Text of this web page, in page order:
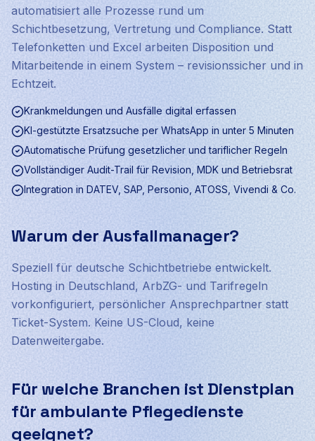
automatisiert alle Prozesse rund um
Schichtbesetzung, Vertretung und Compliance. Statt
Telefonketten und Excel arbeiten Disposition und
Mitarbeitende in einem System – revisionssicher und in
Echtzeit.
Krankmeldungen und Ausfälle digital erfassen
KI-gestützte Ersatzsuche per WhatsApp in unter 5 Minuten
Automatische Prüfung gesetzlicher und tariflicher Regeln
Vollständiger Audit-Trail für Revision, MDK und Betriebsrat
Integration in DATEV, SAP, Personio, ATOSS, Vivendi & Co.
Warum der Ausfallmanager?
Speziell für deutsche Schichtbetriebe entwickelt.
Hosting in Deutschland, ArbZG- und Tarifregeln
vorkonfiguriert, persönlicher Ansprechpartner statt
Ticket-System. Keine US-Cloud, keine
Datenweitergabe.
Für welche Branchen ist Dienstplan
für ambulante Pflegedienste
geeignet?